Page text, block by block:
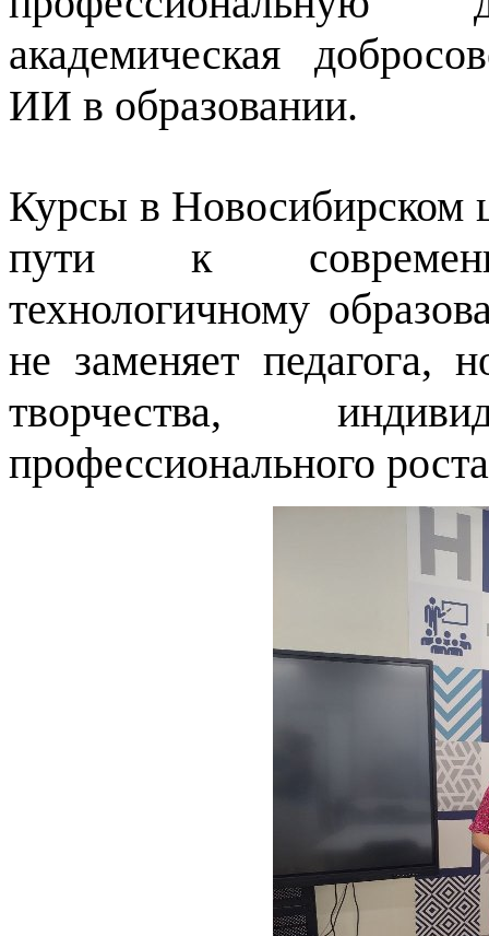
академическая
ИИ в образовании.
Курсы в Новосибирском
пути к
технологичному
не заменяет педагога,
творчества,
профессионального